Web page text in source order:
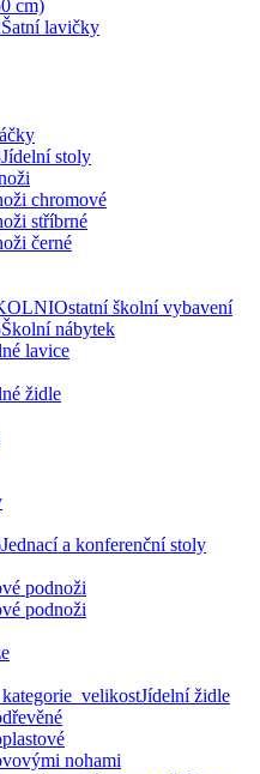
cm)
Šatní lavičky
Jídelní stoly
chromové
stříbrné
černé
Ostatní školní vybavení
Školní nábytek
lavice
židle
Jednací a konferenční stoly
podnoži
podnoži
Jídelní židle
nohami